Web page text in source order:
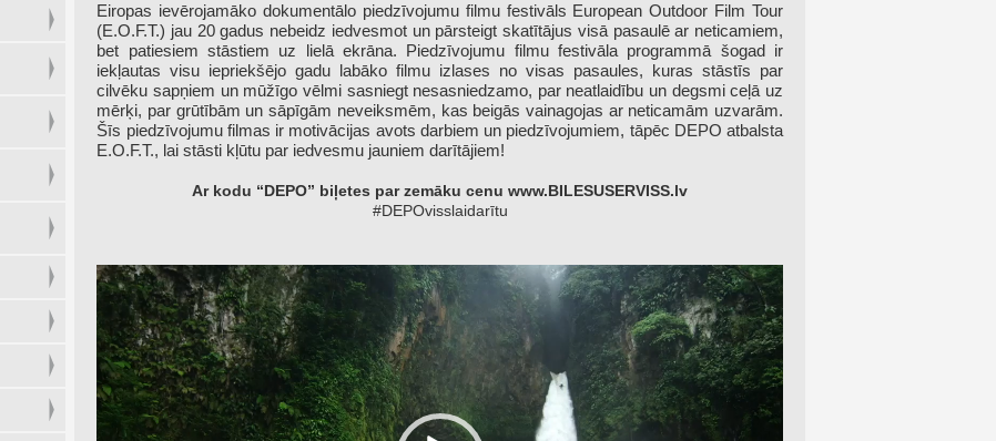
Eiropas ievērojamāko dokumentālo piedzīvojumu filmu festivāls European Outdoor Film Tour
(E.O.F.T.) jau 20 gadus nebeidz iedvesmot un pārsteigt skatītājus visā pasaulē ar neticamiem,
bet patiesiem stāstiem uz lielā ekrāna. Piedzīvojumu filmu festivāla programmā šogad ir
iekļautas visu iepriekšējo gadu labāko filmu izlases no visas pasaules, kuras stāstīs par
cilvēku sapņiem un mūžīgo vēlmi sasniegt nesasniedzamo, par neatlaidību un degsmi ceļā uz
mērķi, par grūtībām un sāpīgām neveiksmēm, kas beigās vainagojas ar neticamām uzvarām.
Šīs piedzīvojumu filmas ir motivācijas avots darbiem un piedzīvojumiem, tāpēc DEPO atbalsta
E.O.F.T., lai stāsti kļūtu par iedvesmu jauniem darītājiem!
Ar kodu “DEPO” biļetes par zemāku cenuwww.BILESUSERVISS.lv
#DEPOvisslaidarītu
Video
Player